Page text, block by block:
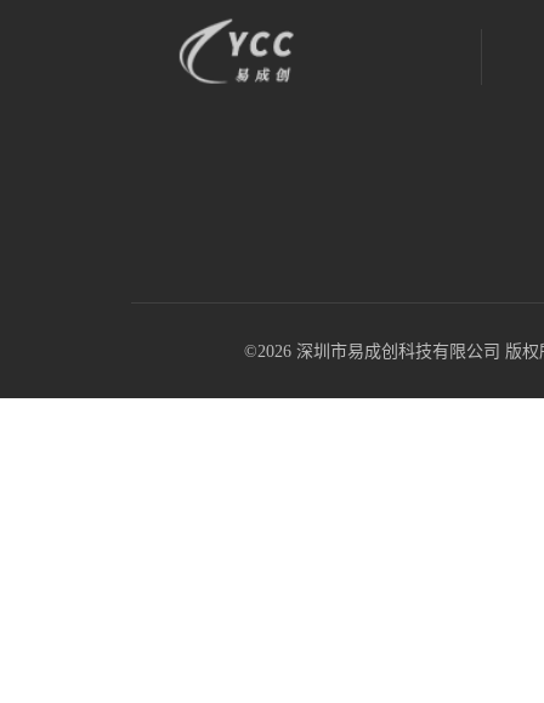
©2026 深圳市易成创科技有限公司 版权